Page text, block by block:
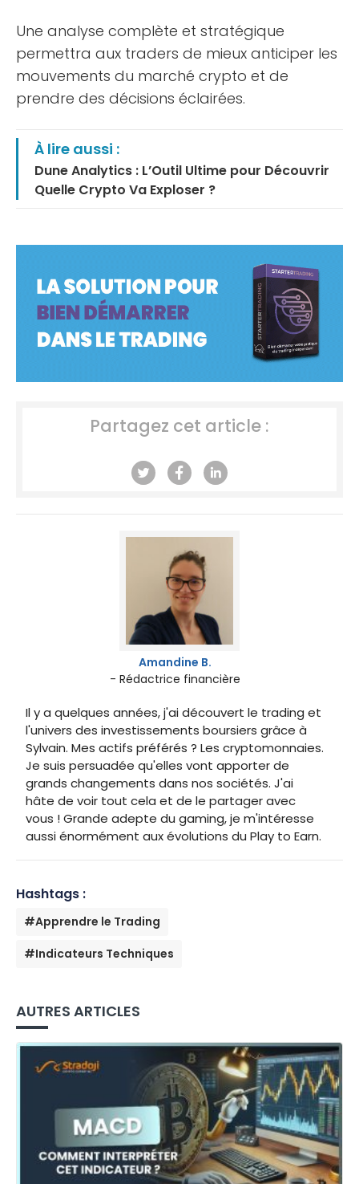
Une analyse complète et stratégique
permettra aux traders de mieux anticiper les
mouvements du marché crypto et de
prendre des décisions éclairées.
À lire aussi :
Dune Analytics : L’Outil Ultime pour Découvrir
Quelle Crypto Va Exploser ?
Partagez cet article :
Amandine B.
- Rédactrice financière
Il y a quelques années, j'ai découvert le trading et
l'univers des investissements boursiers grâce à
Sylvain. Mes actifs préférés ? Les cryptomonnaies.
Je suis persuadée qu'elles vont apporter de
grands changements dans nos sociétés. J'ai
hâte de voir tout cela et de le partager avec
vous ! Grande adepte du gaming, je m'intéresse
aussi énormément aux évolutions du Play to Earn.
Hashtags :
#Apprendre le Trading
#Indicateurs Techniques
AUTRES ARTICLES